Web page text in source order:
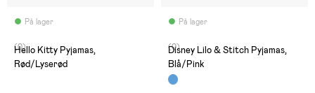
På lager
(0)
Hello Kitty Pyjamas,
Rød/Lyserød
På lager
(0)
Disney Lilo & Stitch Pyjamas,
Blå/Pink